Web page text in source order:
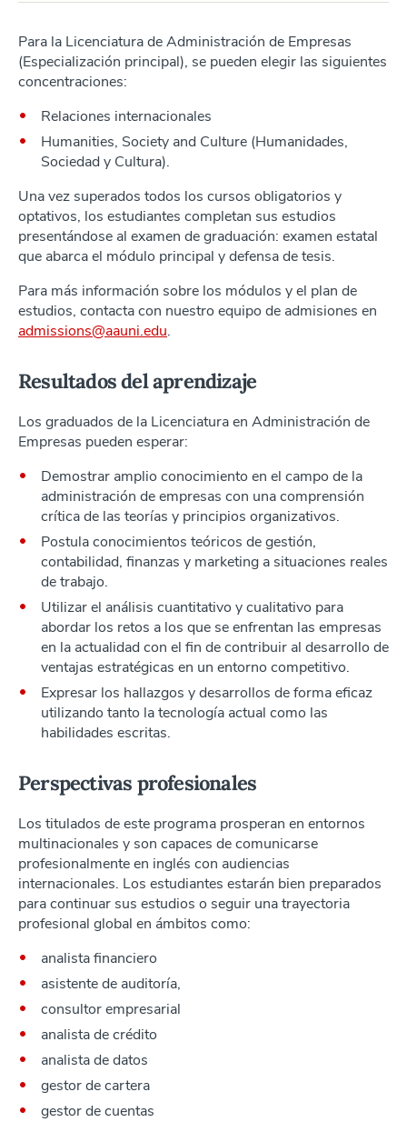
Para la Licenciatura de Administración de Empresas
(Especialización principal), se pueden elegir las siguientes
concentraciones:
Relaciones internacionales
Humanities, Society and Culture (Humanidades,
Sociedad y Cultura).
Una vez superados todos los cursos obligatorios y
optativos, los estudiantes completan sus estudios
presentándose al examen de graduación: examen estatal
que abarca el módulo principal y defensa de tesis.
Para más información sobre los módulos y el plan de
estudios, contacta con nuestro equipo de admisiones en
admissions@aauni.edu.
Resultados del aprendizaje
Los graduados de la Licenciatura en Administración de
Empresas pueden esperar:
Demostrar amplio conocimiento en el campo de la
administración de empresas con una comprensión
crítica de las teorías y principios organizativos.
Postulaconocimientos teóricos de gestión,
contabilidad, finanzas y marketing a situaciones reales
de trabajo.
Utilizar el análisis cuantitativo y cualitativo para
abordar los retos a los que se enfrentan las empresas
en la actualidad con el fin de contribuir al desarrollo de
ventajas estratégicas en un entorno competitivo.
Expresar los hallazgos y desarrollos de forma eficaz
utilizando tanto la tecnología actual como las
habilidades escritas.
Perspectivas profesionales
Los titulados de este programa prosperan en entornos
multinacionales y son capaces de comunicarse
profesionalmente en inglés con audiencias
internacionales. Los estudiantes estarán bien preparados
para continuar sus estudios o seguir una trayectoria
profesional global en ámbitos como:
analista financiero
asistente de auditoría,
consultor empresarial
analista de crédito
analista de datos
gestor de cartera
gestor de cuentas